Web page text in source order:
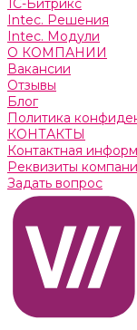
1С-Битрикс
Intec. Решения
Intec. Модули
О КОМПАНИИ
Вакансии
Отзывы
Блог
Политика
КОНТАКТЫ
Контактная
Реквизиты
Задать вопрос